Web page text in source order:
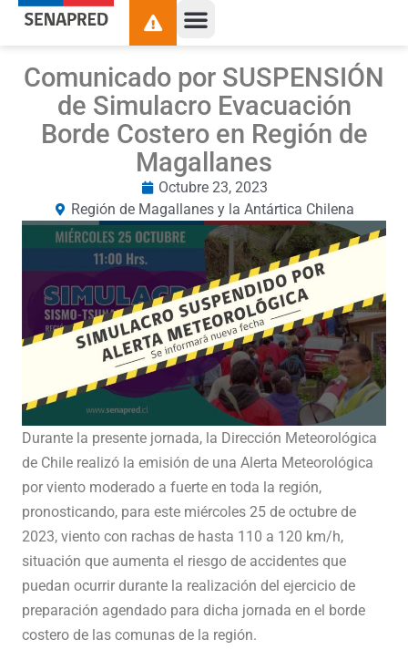
Comunicado por SUSPENSIÓN
de Simulacro Evacuación
Borde Costero en Región de
Magallanes
Octubre 23, 2023
Región de Magallanes y la Antártica Chilena
Durante la presente jornada, la Dirección Meteorológica
de Chile realizó la emisión de una Alerta Meteorológica
por viento moderado a fuerte en toda la región,
pronosticando, para este miércoles 25 de octubre de
2023, viento con rachas de hasta 110 a 120 km/h,
situación que aumenta el riesgo de accidentes que
puedan ocurrir durante la realización del ejercicio de
preparación agendado para dicha jornada en el borde
costero de las comunas de la región.